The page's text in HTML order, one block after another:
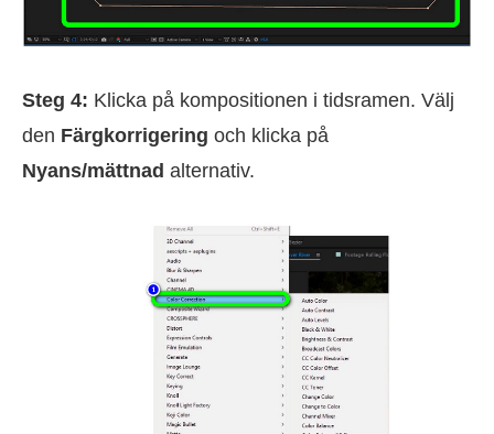
Steg 4: Klicka på kompositionen i tidsramen. Välj
den Färgkorrigering och klicka på
Nyans/mättnad alternativ.